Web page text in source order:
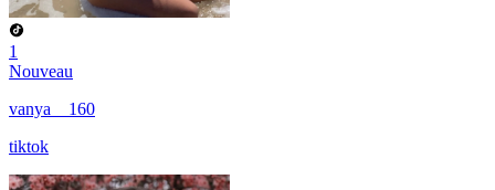
1
Nouveau
vanya__160
tiktok